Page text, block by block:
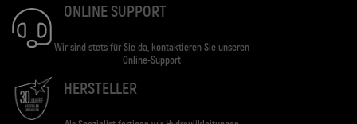
ONLINE SUPPORT
Wir sind stets für Sie da, kontaktieren Sie unseren
Online-Support
HERSTELLER